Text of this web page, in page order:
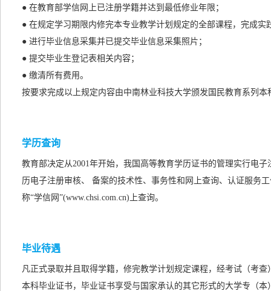
● 在教育部学信网上已注册学籍并达到最低修业年限；
● 在规定学习期限内修完本专业教学计划规定的全部课程，完成
● 进行毕业信息采集并已提交毕业信息采集照片；
● 提交毕业生登记表相关内容；
● 缴清所有费用。
按要求完成以上规定内容由中南林业科技大学颁发国民教育系列
学历查询
教育部决定从2001年开始，我国高等教育学历证书的管理实行电
历电子注册审核、 备案的技术性、事务性和网上查询、认证服务
称“学信网”(www.chsi.com.cn)上查询。
毕业待遇
凡正式录取并且取得学籍，修完教学计划规定课程，经考试（考
本科毕业证书，毕业证书享受与国家承认的其它形式的大学专（本